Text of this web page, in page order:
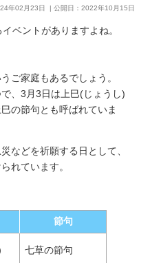
年02月23日 | 公開日： 2022年10月15日
ベントがありますよね。
ご家庭もあるでしょう。
、3月3日は上巳(じょうし)
の節句とも呼ばれていま
などを祈願する日として、
れています。
節句
七草の節句